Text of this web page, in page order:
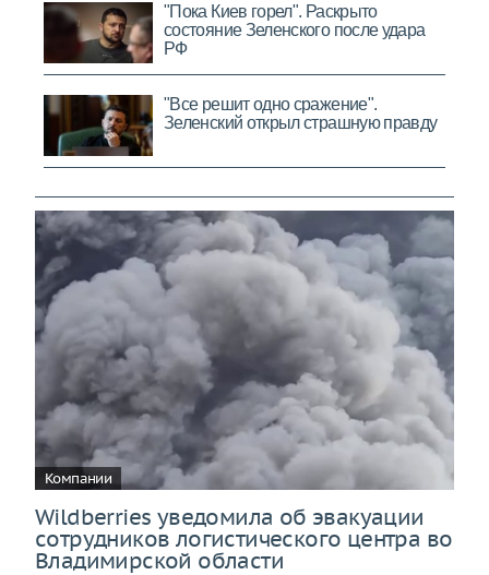
Компании
Wildberries уведомила об эвакуации
сотрудников логистического центра во
Владимирской области